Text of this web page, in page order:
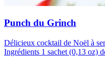
Punch du Grinch
Délicieux cocktail de Noël à
Ingrédients 1 sachet (0,13